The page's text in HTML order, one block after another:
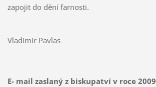
zapojit do dění farnosti.
Vladimír Pavlas
E- mail zaslaný z biskupatvív roce 2009